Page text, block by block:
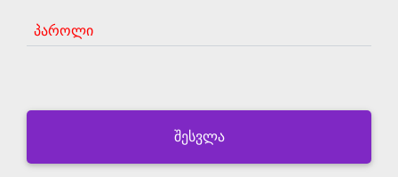
პაროლი
შესვლა